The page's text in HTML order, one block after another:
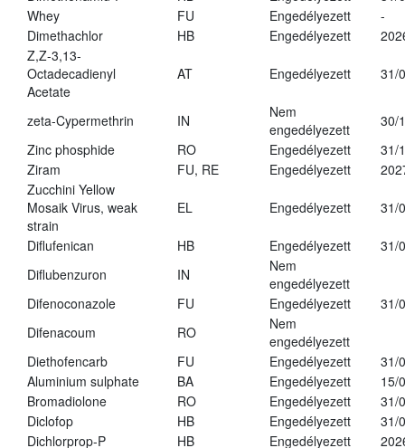
Whey
FU Engedélyezett
-
Dimethachlor
HB Engedélyezett
Z,Z-3,13-
Octadecadienyl
Acetate
AT Engedélyezett 31/
zeta-Cypermethrin IN
Nem
engedélyezett
30/
Zinc phosphide
RO Engedélyezett
31/
Ziram
FU, RE Engedélyezett
Zucchini Yellow
Mosaik Virus, weak
strain
EL Engedélyezett 31/
Diflufenican HB Engedélyezett
31/
Diflubenzuron
IN
Nem
engedélyezett
Difenoconazole
FU Engedélyezett
31/
Difenacoum
RO
Nem
engedélyezett
Diethofencarb
FU Engedélyezett
31/
Aluminium sulphate
BA Engedélyezett
15/
Bromadiolone
RO Engedélyezett
31/
Diclofop
HB Engedélyezett
31/
Dichlorprop-P
HB Engedélyezett